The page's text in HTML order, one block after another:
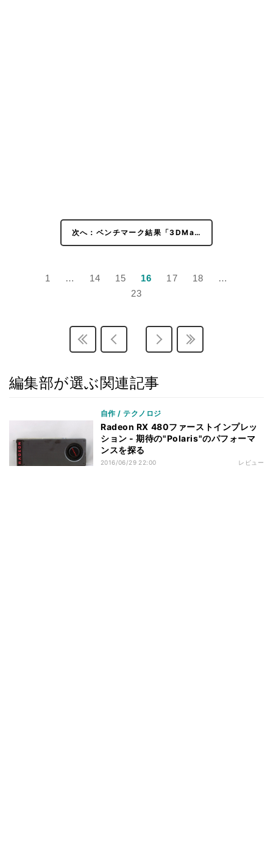
次へ：ベンチマーク結果「3DMa…
1 … 14 15 16 17 18
…
23
編集部が選ぶ関連記事
自作 / テクノロジ
Radeon RX 480ファーストインプレッ
ション - 期待の"Polaris"のパフォーマ
ンスを探る
2016/06/29 22:00 レビュー